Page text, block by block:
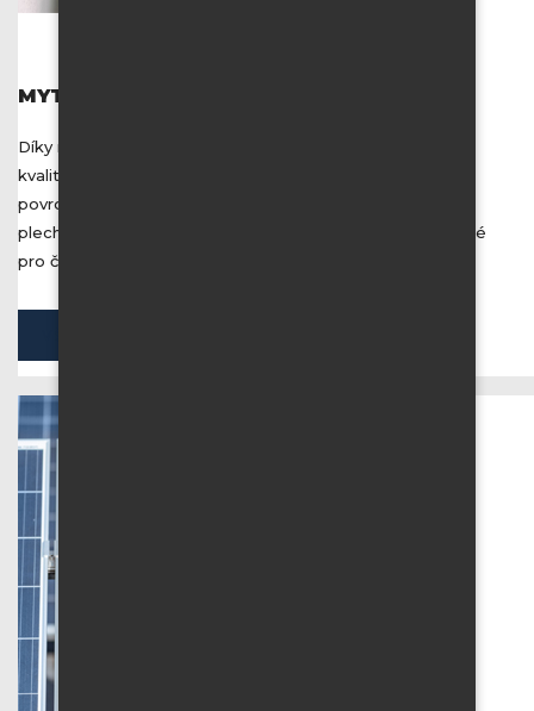
MYTÍ OKEN
Díky metodě mytí demineralizovanou vodou dokážeme
kvalitně, rychle, šetrně a hlavně ekologicky očistit různé
povrchy jako jsou okna, prosklené fasády, ale také vlnité
plechy, hliníkové obklady či opláštění budov. Ideální je také
pro čištění solárních panelů.